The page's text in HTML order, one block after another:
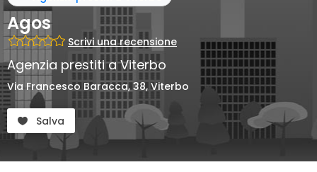
Agos
Scrivi una recensione
Agenzia prestiti a Viterbo
Via Francesco Baracca, 38, Viterbo
Salva